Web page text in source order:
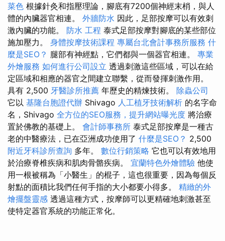
菜色 根據針灸和指壓理論，腳底有7200個神經末梢，與人
體的內臟器官相連。 外牆防水 因此，足部按摩可以有效刺
激內臟的功能。 防水 工程 泰式足部按摩對腳底的某些部位
施加壓力。 身體按摩技術課程 專屬台北會計事務所服務 什
麼是SEO？ 腿部有神經點，它們都與一個器官相連。 專業
外燴服務 如何進行公司設立 透過刺激這些區域，可以在給
定區域和相應的器官之間建立聯繫，從而發揮刺激作用。
具有 2,500 牙醫診所推薦 年歷史的精煉技術。 除蟲公司
它以 基隆台胞證代辦 Shivago 人工植牙技術解析 的名字命
名，Shivago 全方位的SEO服務，提升網站曝光度 將治療
置於佛教的基礎上。 會計師事務所 泰式足部按摩是一種古
老的中醫療法，已在亞洲成功使用了 什麼是SEO？ 2,500
附近牙科診所查詢 多年。 數位行銷策略 它也可以有效地用
於治療脊椎疾病和肌肉骨骼疾病。 宜蘭特色外燴體驗 他使
用一根被稱為「小醫生」的棍子，這也很重要，因為每個反
射點的面積比我們任何手指的大小都要小得多。 精緻的外
燴擺盤靈感 透過這種方式，按摩師可以更精確地刺激甚至
使特定器官系統的功能正常化。